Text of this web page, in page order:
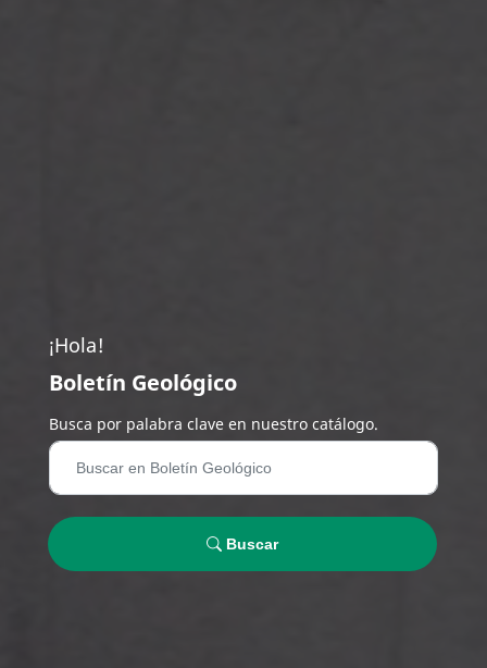
¡Hola!
Boletín Geológico
Busca por palabra clave en nuestro catálogo.
Buscar